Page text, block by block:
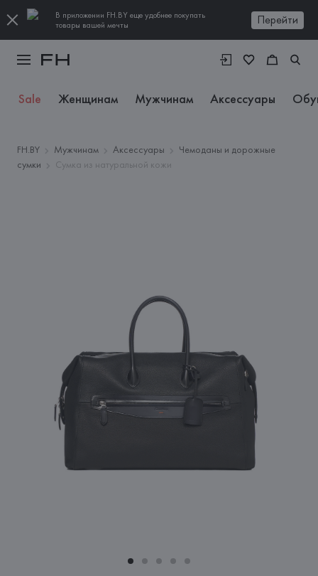
В приложении FH.BY еще удобнее покупать
товары вашей мечты
Перейти
Sale Женщинам Мужчинам Аксессуары
FH.BY Мужчинам Аксессуары
Чемоданы и дорожные
сумки
Сумка из натуральной кожи